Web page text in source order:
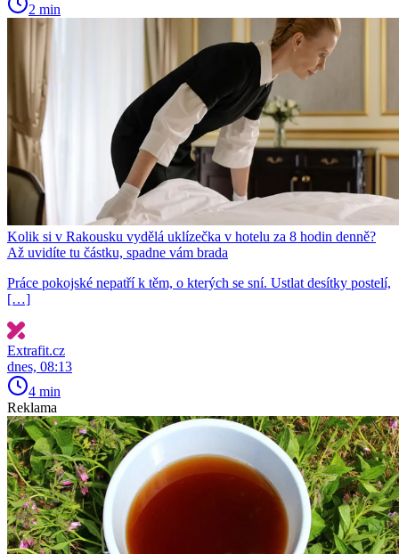
2 min
Kolik si v Rakousku vydělá uklízečka v hotelu za 8 hodin denně?
Až uvidíte tu částku, spadne vám brada
Práce pokojské nepatří k těm, o kterých se sní. Ustlat desítky postelí,
[…]
Extrafit.cz
dnes, 08:13
4 min
Reklama